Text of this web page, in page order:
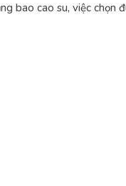
bao cao su, việc chọn